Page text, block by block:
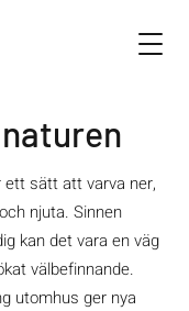
sätt att varva ner,
njuta. Sinnen
kan det vara en väg
välbefinnande.
utomhus ger nya